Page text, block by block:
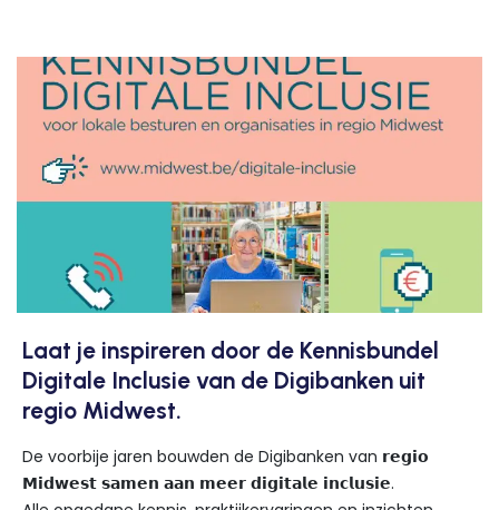
Laat je inspireren door de Kennisbundel
Digitale Inclusie van de Digibanken uit
regio Midwest.
De voorbije jaren bouwden de Digibanken van 𝗿𝗲𝗴𝗶𝗼
𝗠𝗶𝗱𝘄𝗲𝘀𝘁 𝘀𝗮𝗺𝗲𝗻 𝗮𝗮𝗻 𝗺𝗲𝗲𝗿 𝗱𝗶𝗴𝗶𝘁𝗮𝗹𝗲 𝗶𝗻𝗰𝗹𝘂𝘀𝗶𝗲.